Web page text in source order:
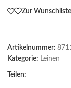
Zur
Artikelnummer:
Kategorie: Leinen
Teilen: